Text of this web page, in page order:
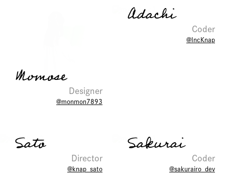
Momose
@monmon7893
Designer
Adachi
@IncKnap
Coder
Sato
@knap_sato
Director
Sakurai
@sakurairo_dev
Coder